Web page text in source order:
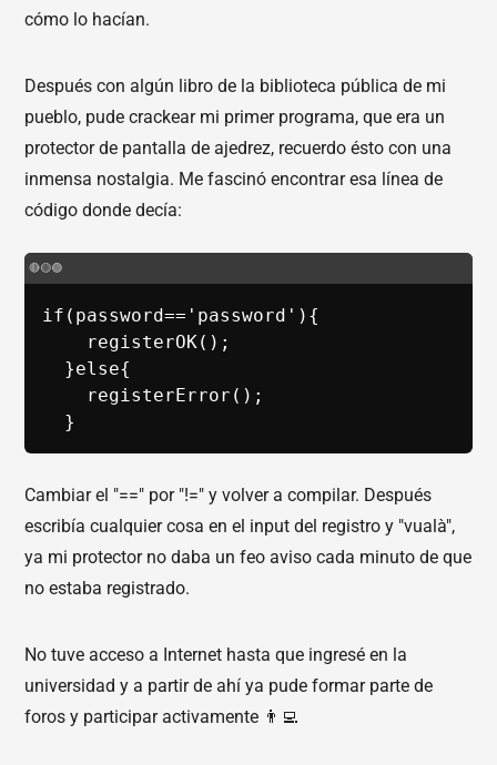
cómo lo hacían.
Después con algún libro de la biblioteca pública de mi
pueblo, pude crackear mi primer programa, que era un
protector de pantalla de ajedrez, recuerdo ésto con una
inmensa nostalgia. Me fascinó encontrar esa línea de
código donde decía:
if(password=='password'){
    registerOK();
  }else{
    registerError();
  }
Cambiar el "==" por "!=" y volver a compilar. Después
escribía cualquier cosa en el input del registro y "vualà",
ya mi protector no daba un feo aviso cada minuto de que
no estaba registrado.
No tuve acceso a Internet hasta que ingresé en la
universidad y a partir de ahí ya pude formar parte de
foros y participar activamente 👨‍💻